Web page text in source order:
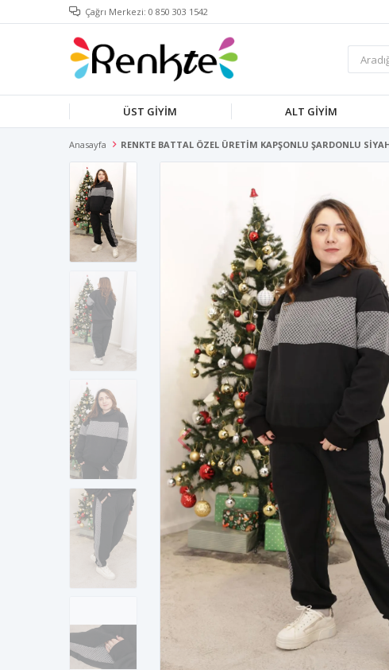
Çağrı Merkezi: 0 850 303 1542
ÜST GİYİM ALT GİYİM
Anasayfa RENKTE BATTAL ÖZEL ÜRETİM KAPŞONLU ŞARDONLU